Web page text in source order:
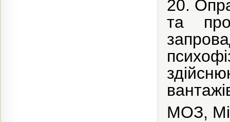
20.
та
МОЗ,